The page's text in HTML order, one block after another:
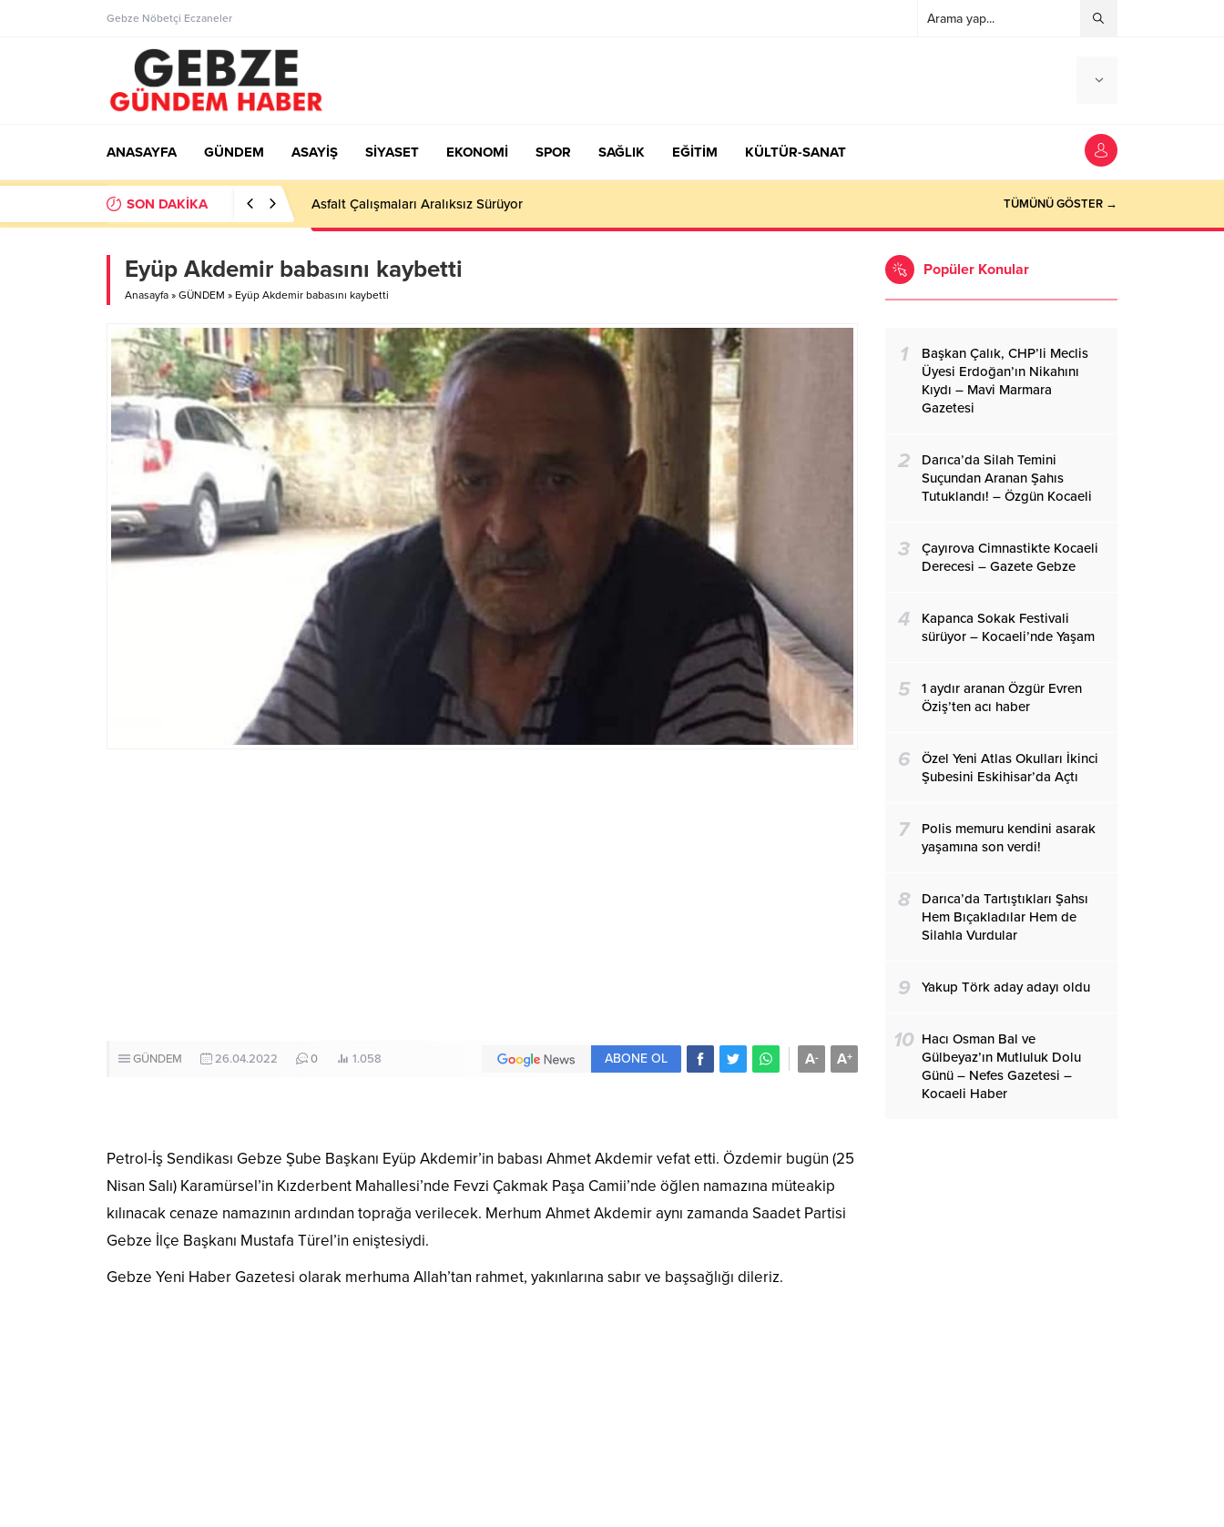
Gebze Nöbetçi Eczaneler
ANASAYFA GÜNDEM ASAYİŞ SİYASET EKONOMİ SPOR SAĞLIK EĞİTİM KÜLTÜR-SANAT
SON DAKİKA Ortaöğretime Geçiş Tercih ve Yerleştirme Kılavuzu yayımlandı – Nefes Gazetesi – Kocaeli Haber TÜMÜNÜ GÖSTER →
Eyüp Akdemir babasını kaybetti
Anasayfa » GÜNDEM » Eyüp Akdemir babasını kaybetti
GÜNDEM 26.04.2022 0 1.058 A+
A-
ABONE OL
Petrol-İş Sendikası Gebze Şube Başkanı Eyüp Akdemir’in babası Ahmet Akdemir vefat etti. Özdemir bugün (25
Nisan Salı) Karamürsel’in Kızderbent Mahallesi’nde Fevzi Çakmak Paşa Camii’nde öğlen namazına müteakip
kılınacak cenaze namazının ardından toprağa verilecek. Merhum Ahmet Akdemir aynı zamanda Saadet Partisi
Gebze İlçe Başkanı Mustafa Türel’in eniştesiydi.
Gebze Yeni Haber Gazetesi olarak merhuma Allah’tan rahmet, yakınlarına sabır ve başsağlığı dileriz.
Popüler Konular
1
Başkan Çalık, CHP’li Meclis
Üyesi Erdoğan’ın Nikahını
Kıydı – Mavi Marmara
Gazetesi
2
Darıca’da Silah Temini
Suçundan Aranan Şahıs
Tutuklandı! – Özgün Kocaeli
3
Çayırova Cimnastikte Kocaeli
Derecesi – Gazete Gebze
4
Kapanca Sokak Festivali
sürüyor – Kocaeli’nde Yaşam
5
1 aydır aranan Özgür Evren
Öziş’ten acı haber
6
Özel Yeni Atlas Okulları İkinci
Şubesini Eskihisar’da Açtı
7
Polis memuru kendini asarak
yaşamına son verdi!
8
Darıca’da Tartıştıkları Şahsı
Hem Bıçakladılar Hem de
Silahla Vurdular
9 Yakup Törk aday adayı oldu
10 Hacı Osman Bal ve
Gülbeyaz’ın Mutluluk Dolu
Günü – Nefes Gazetesi –
Kocaeli Haber